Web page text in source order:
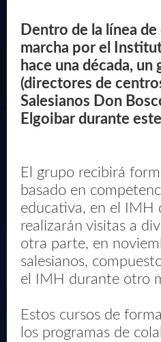
Dentro de la línea
marcha por el
hace una década,
(directores de
Salesianos Don
Elgoibar durante
El grupo recibirá
basado en
educativa, en el IMH
realizarán visitas a
otra parte, en
salesianos,
el IMH durante otro
Estos cursos de
los programas de